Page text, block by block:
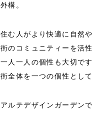
外構。
住む人がより快適に自然
街のコミュニティーを活
一人一人の個性も大切です
街全体を一つの個性とし
アルテデザインガーデン